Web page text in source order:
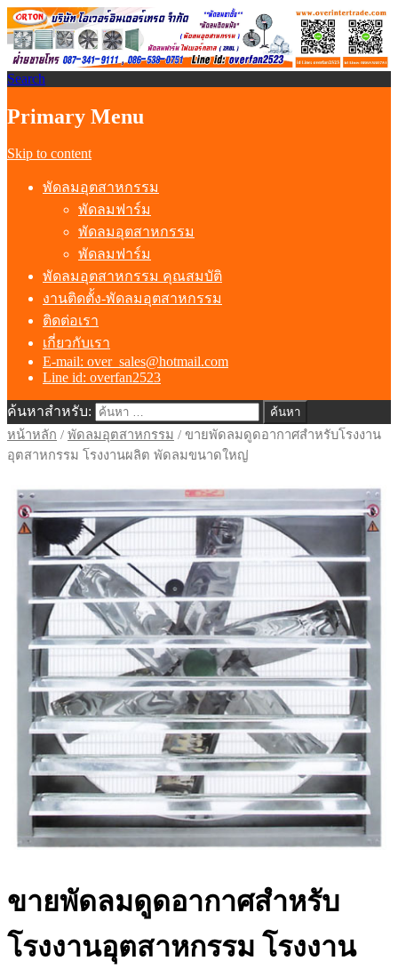
พัดลมอุตสาหกรรม พัดลมฟาร์ม
พัดลมโรงงาน
Search
Primary Menu
Skip to content
พัดลมอุตสาหกรรม
พัดลมฟาร์ม
พัดลมอุตสาหกรรม
พัดลมฟาร์ม
พัดลมอุตสาหกรรม คุณสมบัติ
งานติดตั้ง-พัดลมอุตสาหกรรม
ติดต่อเรา
เกี่ยวกับเรา
E-mail: over_sales@hotmail.com
Line id: overfan2523
พัดลมอุตสาหกรรม จำหน่ายพัดลม
อุตสาหกรรม พัดลมโรงงาน จำหน่ายพัดลม
ฟาร์ม ฝ่ายขาย: 087-341-9111
ค้นหาสำหรับ:
หน้าหลัก / พัดลมอุตสาหกรรม / ขายพัดลมดูดอากาศสำหรับโรงงาน
อุตสาหกรรม โรงงานผลิต พัดลมขนาดใหญ่
ขายพัดลมดูดอากาศสำหรับ
โรงงานอุตสาหกรรม โรงงาน